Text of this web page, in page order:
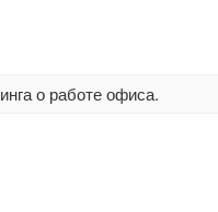
о работе офиса.